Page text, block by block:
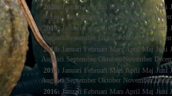
2020: Januari Februari MarsApril Maj Juni
Augusti September Oktober November
2019: Januari Februari Mars April Maj Juni
Augusti September Oktober November
2018: Januari Februari Mars April Maj Juni
Augusti September Oktober November
2017: Januari Februari MarsApril Maj Juni
Augusti September Oktober November
2016: Januari Februari Mars April Maj Juni